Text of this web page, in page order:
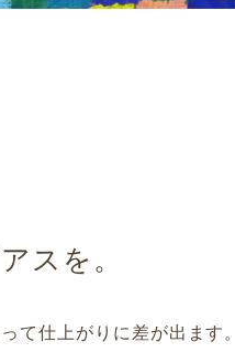
スを。
て仕上がりに差が出ます。